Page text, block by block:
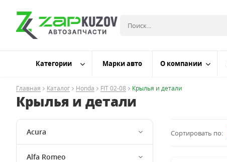
Категории Марки авто О компании
Главная Каталог Honda FIT 02-08 Крылья и детали
Крылья и детали
Acura
Alfa Romeo
Сортировать по: